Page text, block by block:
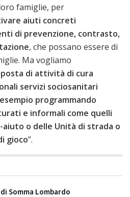
famiglie, per
aiuti concreti
di prevenzione, contrasto,
, che possano essere di
Ma vogliamo
di attività di cura
servizi sociosanitari
programmando
e informali come quelli
o delle Unità di strada o
gioco”.
Somma Lombardo